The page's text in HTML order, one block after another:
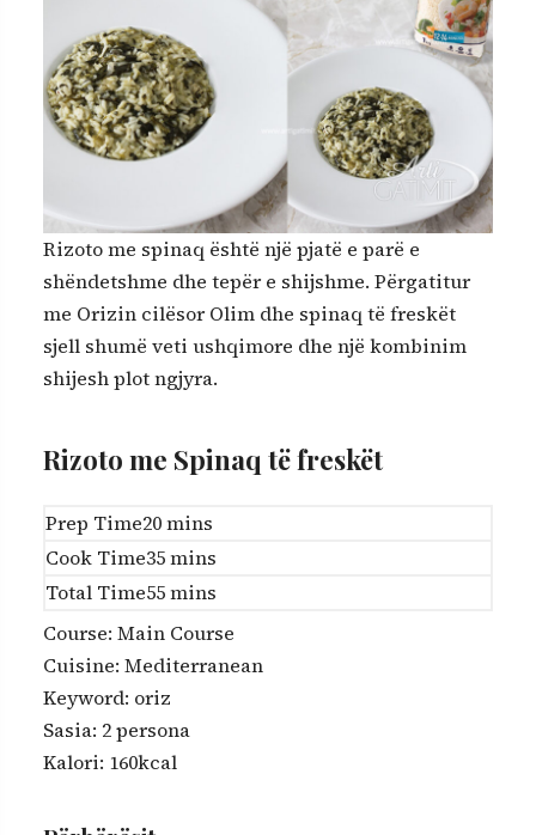
Rizoto me spinaq është një pjatë e parë e
shëndetshme dhe tepër e shijshme. Përgatitur
me Orizin cilësor Olim dhe spinaq të freskët
sjell shumë veti ushqimore dhe një kombinim
shijesh plot ngjyra.
Rizoto me Spinaq të freskët
Prep Time20m
i
n
mins
Cook Time35m
i
n
u
s
mins
Total Time55m
n
e
mins
Course: Main Course
Cuisine: Mediterranean
Keyword: oriz
Sasia: 2persona
Kalori: 160kcal